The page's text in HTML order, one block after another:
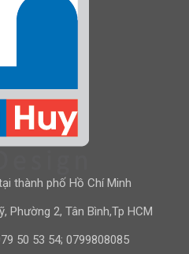
thành phố Hồ Chí Minh
Phường 2, Tân Bình,Tp HCM
50 53 54; 0799808085